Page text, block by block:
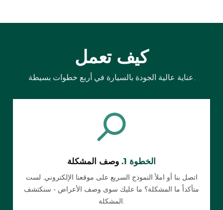
كيف تعمل
عناية عالية الجودة بالسيارة في أربع خطوات بسيطة.
الخطوة 1. وصف المشكلة
اتصل بنا أو املأ النموذج السريع على موقعنا الإلكتروني. لست
متأكداً ما المشكلة؟ ما عليك سوى وصف الأعراض - سنكتشف
المشكلة.